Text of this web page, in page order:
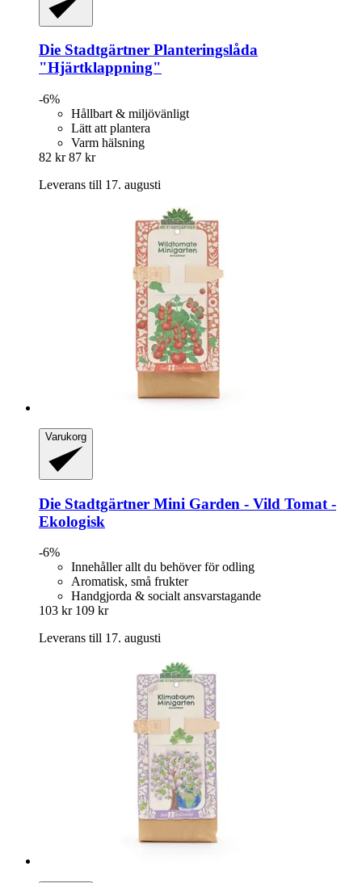
Die Stadtgärtner Planteringslåda
"Hjärtklappning"
-6%
Hållbart & miljövänligt
Lätt att plantera
Varm hälsning
82 kr 87 kr
Leverans till 17. augusti
Varukorg
Die Stadtgärtner Mini Garden -​ Vild Tomat -​
Ekologisk
-6%
Innehåller allt du behöver för odling
Aromatisk, små frukter
Handgjorda & socialt ansvarstagande
103 kr 109 kr
Leverans till 17. augusti